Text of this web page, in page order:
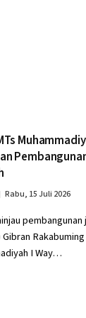
Rabu, 15 Juli 2026
I Way…